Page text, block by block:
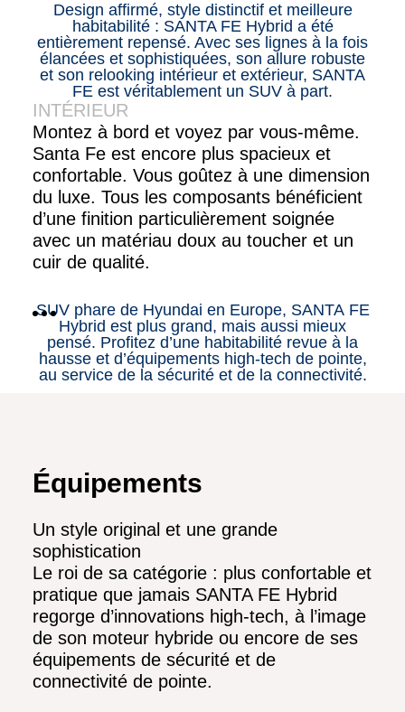
Design affirmé, style distinctif et meilleure
habitabilité : SANTA FE Hybrid a été
entièrement repensé. Avec ses lignes à la fois
élancées et sophistiquées, son allure robuste
et son relooking intérieur et extérieur, SANTA
FE est véritablement un SUV à part.
INTÉRIEUR
Montez à bord et voyez par vous-même.
Santa Fe est encore plus spacieux et
confortable. Vous goûtez à une dimension
du luxe. Tous les composants bénéficient
d’une finition particulièrement soignée
avec un matériau doux au toucher et un
cuir de qualité.
SUV phare de Hyundai en Europe, SANTA FE
Hybrid est plus grand, mais aussi mieux
pensé. Profitez d’une habitabilité revue à la
hausse et d’équipements high-tech de pointe,
au service de la sécurité et de la connectivité.
Équipements
Un style original et une grande
sophistication
Le roi de sa catégorie : plus confortable et
pratique que jamais SANTA FE Hybrid
regorge d’innovations high-tech, à l’image
de son moteur hybride ou encore de ses
équipements de sécurité et de
connectivité de pointe.